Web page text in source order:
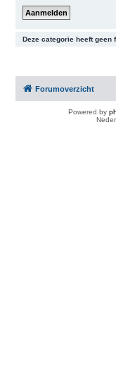
Deze categorie heeft geen
Forumoverzicht
Powered by